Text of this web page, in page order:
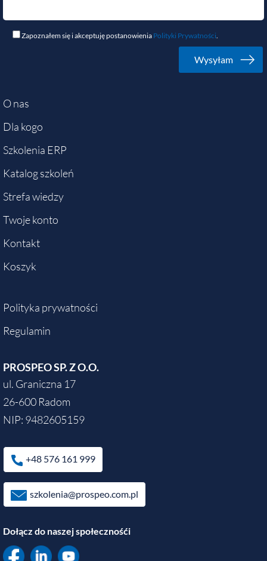
PROSPEO SP. Z O.O.
ul. Graniczna 17
26-600 Radom
NIP: 9482605159
+48 576 161 999
szkolenia@prospeo.com.pl
Dołącz do naszej społecznośći
Zapoznałem się i akceptuję postanowienia Polityki Prywatności.
O nas
Dla kogo
Szkolenia ERP
Katalog szkoleń
Strefa wiedzy
Twoje konto
Kontakt
Koszyk
Polityka prywatności
Regulamin